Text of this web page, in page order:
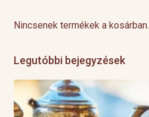
Nincsenek termékek a kosárban.
Legutóbbi bejegyzések